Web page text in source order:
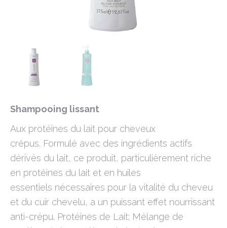
Shampooing lissant
Aux protéines du lait pour cheveux
crépus. Formulé avec des ingrédients actifs
dérivés du lait, ce produit, particulièrement riche
en protéines du lait et en huiles
essentiels nécessaires pour la vitalité du cheveu
et du cuir chevelu, a un puissant effet nourrissant
anti-crépu. Protéines de Lait: Mélange de